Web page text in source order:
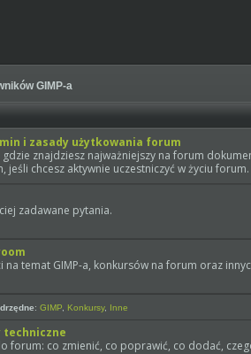
GIMP-a
i zasady użytkowania forum
gdzie znajdziesz najważniejszy na forum
jeśli chcesz aktywnie uczestniczyć w życiu forum.
zadawane pytania.
na temat GIMP-a, konkursów na forum oraz
:GIMP Konkursy, Inne
techniczne
forum: co zmienić, co poprawić, co dodać,